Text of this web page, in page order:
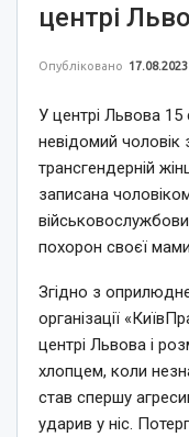
центрі
Опубліковано 17.08.2023
У центрі Львова 15
невідомий чоловік
трансгендерній
записана
похорон своєї
Згідно з
організації
центрі Львова і
хлопцем, коли
став спершу
ударив у ніс.